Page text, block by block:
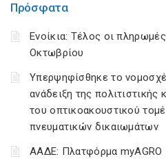
Πρόσφατα
Ενοίκια: Τέλος οι
Οκτωβρίου
Υπερψηφίσθηκε το
ανάδειξη της πολιτιστικής
του οπτικοακουστικού
πνευματικών δικαιωμάτων
ΑΑΔΕ: Πλατφόρμα myAGRO